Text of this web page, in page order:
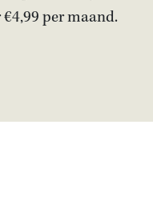
per maand.